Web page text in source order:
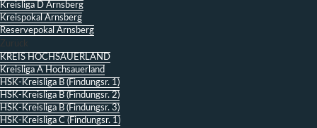
Kreisliga D Arnsberg
Kreispokal Arnsberg
Reservepokal Arnsberg
Zurück
KREIS HOCHSAUERLAND
Kreisliga A Hochsauerland
HSK-Kreisliga B (Findungsr. 1)
HSK-Kreisliga B (Findungsr. 2)
HSK-Kreisliga B (Findungsr. 3)
HSK-Kreisliga C (Findungsr. 1)